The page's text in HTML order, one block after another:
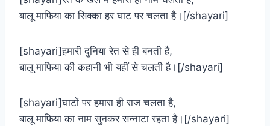
बालू माफिया का सिक्का हर घाट पर चलता है।[/shayari]
[shayari]हमारी दुनिया रेत से ही बनती है,
बालू माफिया की कहानी भी यहीं से चलती है।[/shayari]
[shayari]घाटों पर हमारा ही राज चलता है,
बालू माफिया का नाम सुनकर सन्नाटा रहता है।[/shayari]